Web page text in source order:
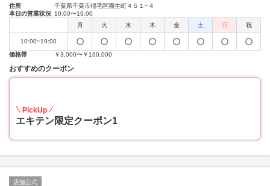
住所
千葉県千葉市稲毛区園生町４５１−４
本日の営業状況 10:00〜19:00
月
火 水 木 金 土 日 祝
10:00~19:00
価格帯
￥3,000〜￥160,000
おすすめのクーポン
PickUp
エキテン限定クーポン1
店舗公式